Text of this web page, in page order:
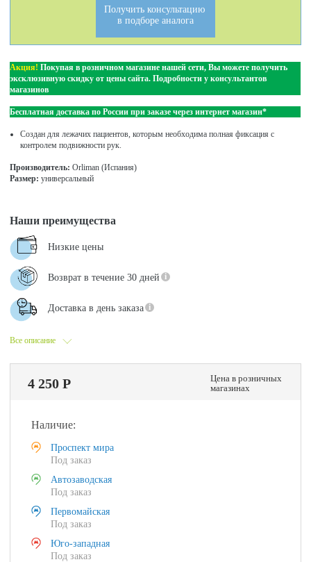
Получить консультацию
в подборе аналога
Акция! Покупая в розничном магазине нашей сети, Вы можете получить
эксклюзивную скидку от цены сайта. Подробности у консультантов
магазинов
Бесплатная доставка по России при заказе через интернет магазин*
Создан для лежачих пациентов, которым необходима полная фиксация с
контролем подвижности рук.
Производитель:Orliman (Испания)
Размер: универсальный
Все описание
Наши преимущества
Низкие цены
Возврат в течение 30 дней
Доставка в день заказа
4 250 Р
Цена в розничных
магазинах
Наличие:
Проспект мира
Под заказ
Автозаводская
Под заказ
Первомайская
Под заказ
Юго-западная
Под заказ